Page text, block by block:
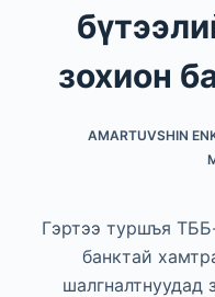
зохион
AMARTUVSHIN
Гэртээ туршъя
банктай
шалгналтнуудад